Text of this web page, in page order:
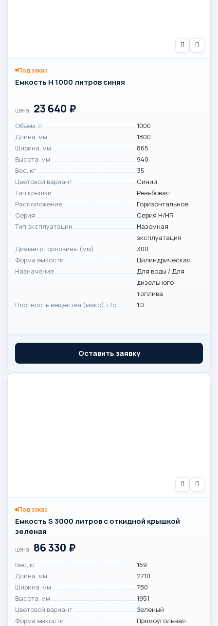
Под заказ
Емкость H 1000 литров синяя
цена 23 640 ₽
Объем, л
1000
Длина, мм
1800
Ширина, мм
865
Высота, мм
940
Вес, кг
35
Цветовой вариант
Синий
Тип крышки
Резьбовая
Расположение
Горизонтальное
Серия
Серия H/HR
Тип эксплуатации
Наземная
эксплуатация
Диаметр горловины (мм)
300
Форма емкости
Цилиндрическая
Назначение
Для воды / Для
дизельного
топлива
Плотность вещества (макс), г/с
1.0
Оставить заявку
Под заказ
Емкость S 3000 литров с откидной крышкой
зеленая
цена 86 330 ₽
Вес, кг
169
Длина, мм
2710
Ширина, мм
780
Высота, мм
1951
Цветовой вариант
Зеленый
Форма емкости
Прямоугольная